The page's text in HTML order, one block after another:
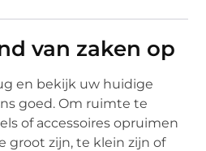
van zaken op
en bekijk uw huidige
goed. Om ruimte te
of accessoires opruimen
groot zijn, te klein zijn of